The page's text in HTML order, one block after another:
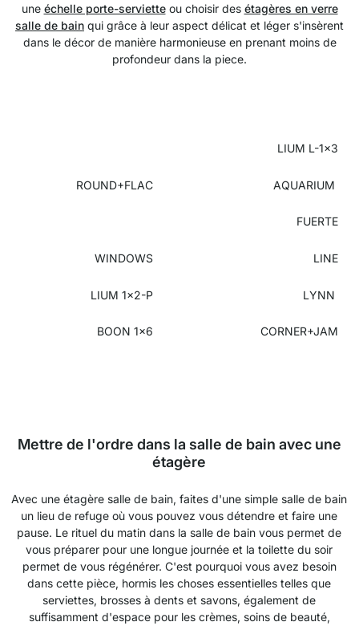
une échelle porte-serviette ou choisir des étagères en verre
salle de bain qui grâce à leur aspect délicat et léger s'insèrent
dans le décor de manière harmonieuse en prenant moins de
profondeur dans la piece.
LIUM L-1x3
ROUND+FLAC AQUARIUM
FUERTE
WINDOWS LINE
LIUM 1x2-P LYNN
BOON 1x6 CORNER+JAM
Mettre de l'ordre dans la salle de bain avec une
étagère
Avec une étagère salle de bain, faites d'une simple salle de bain
un lieu de refuge où vous pouvez vous détendre et faire une
pause. Le rituel du matin dans la salle de bain vous permet de
vous préparer pour une longue journée et la toilette du soir
permet de vous régénérer. C'est pourquoi vous avez besoin
dans cette pièce, hormis les choses essentielles telles que
serviettes, brosses à dents et savons, également de
suffisamment d'espace pour les crèmes, soins de beauté,